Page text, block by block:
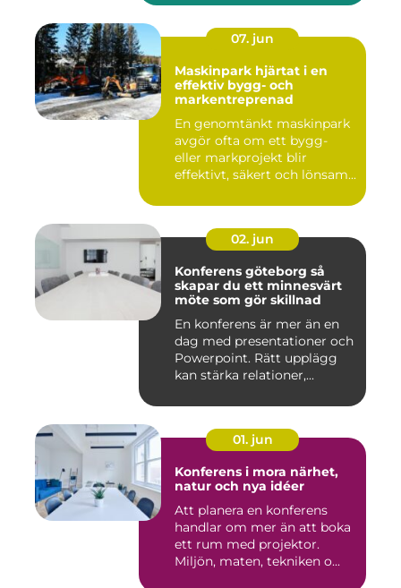
07. jun
Maskinpark hjärtat i en
effektiv bygg- och
markentreprenad
En genomtänkt maskinpark
avgör ofta om ett bygg-
eller markprojekt blir
effektivt, säkert och lönsam...
02. jun
Konferens göteborg så
skapar du ett minnesvärt
möte som gör skillnad
En konferens är mer än en
dag med presentationer och
Powerpoint. Rätt upplägg
kan stärka relationer,...
01. jun
Konferens i mora närhet,
natur och nya idéer
Att planera en konferens
handlar om mer än att boka
ett rum med projektor.
Miljön, maten, tekniken o...